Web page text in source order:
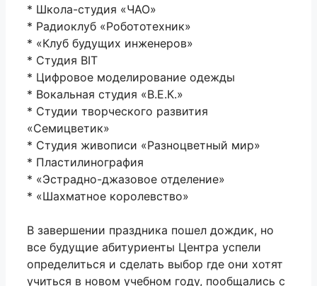
* Школа-студия «ЧАО»
* Радиоклуб «Робототехник»
* «Клуб будущих инженеров»
* Студия BIT
* Цифровое моделирование одежды
* Вокальная студия «В.Е.К.»
* Студии творческого развития
«Семицветик»
* Студия живописи «Разноцветный мир»
* Пластилинография
* «Эстрадно-джазовое отделение»
* «Шахматное королевство»
В завершении праздника пошел дождик, но
все будущие абитуриенты Центра успели
определиться и сделать выбор где они хотят
учиться в новом учебном году, пообщались с